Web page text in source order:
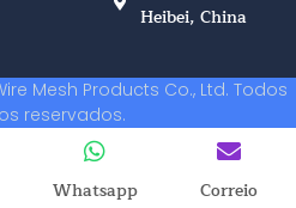
Heibei, China
Mesh Products Co., Ltd. Todos
reservados.
Whatsapp Correio